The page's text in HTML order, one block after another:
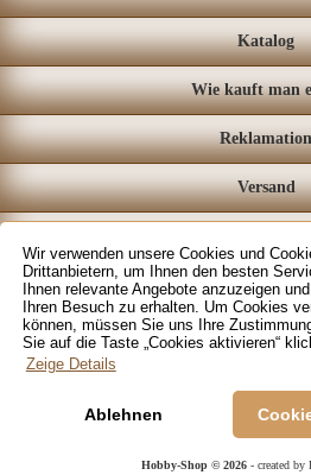
Wir verwenden unsere Cookies und
Drittanbietern, um Ihnen den besten
Ihnen relevante Angebote anzuzeigen
Ihren Besuch zu erhalten. Um Cookies
können, müssen Sie uns Ihre
Sie auf die Taste „Cookies aktivieren“
Zeige Details
Ablehnen
Katalog
Wie kauft man
Reklamation
Versand
Fachgeschäft
Kontakt
Hobby-Shop © 2026 - created by